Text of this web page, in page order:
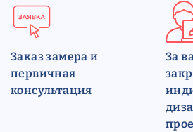
Заказ замера и
первичная
консультация
За